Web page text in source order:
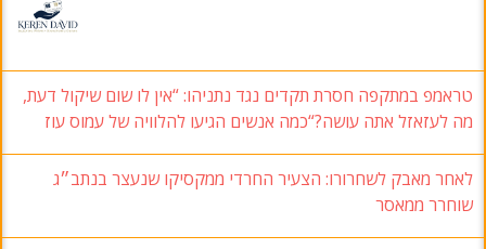
טראמפ במתקפה חסרת תקדים נגד נתניהו: “אין לו שום שיקול דעת,
מה לעזאזל אתה עושה?“כמה אנשים הגיעו להלוויה של עמוס עוז
לאחר מאבק לשחרורו: הצעיר החרדי ממקסיקו שנעצר בנתב״ג
שוחרר ממאסר